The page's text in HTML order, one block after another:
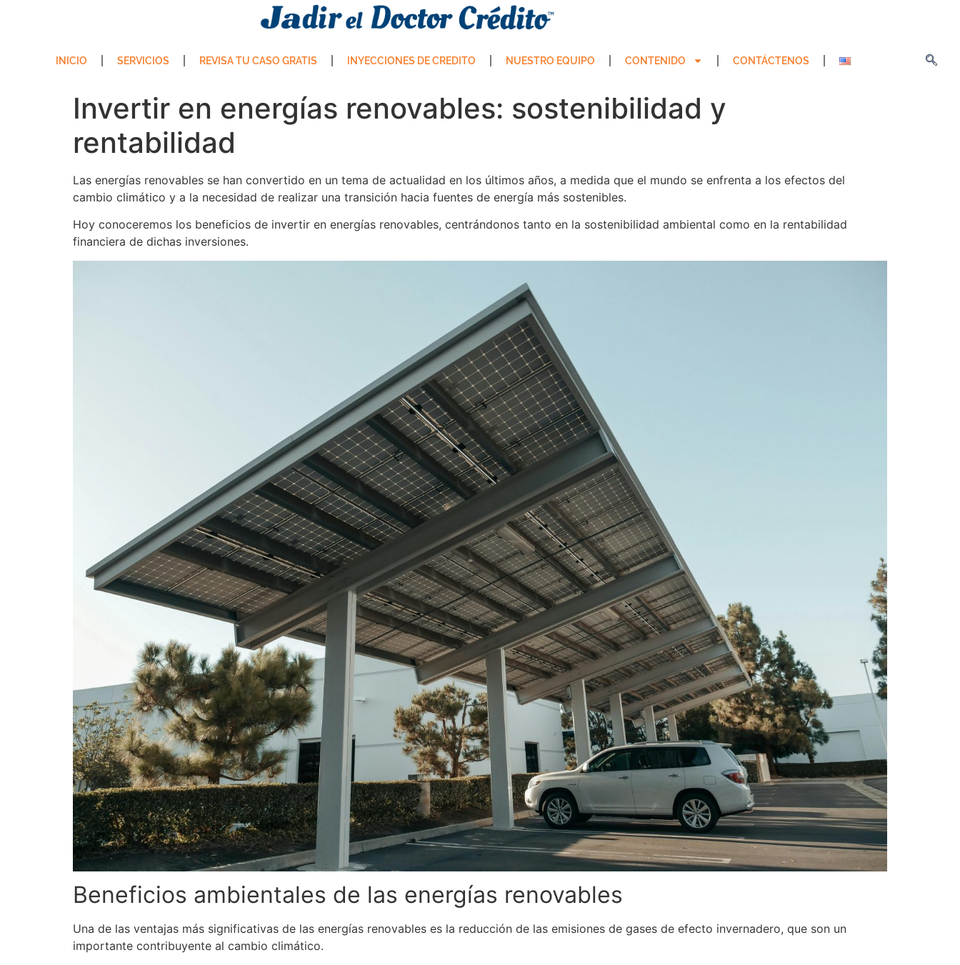
INICIO SERVICIOS REVISA TU CASO GRATIS INYECCIONES DE CREDITO NUESTRO EQUIPO CONTENIDO CONTÁCTENOS
Invertir en energías renovables: sostenibilidad y
rentabilidad
Las energías renovables se han convertido en un tema de actualidad en los últimos años, a medida que el mundo se enfrenta a los efectos del
cambio climático y a la necesidad de realizar una transición hacia fuentes de energía más sostenibles.
Hoy conoceremos los beneficios de invertir en energías renovables, centrándonos tanto en la sostenibilidad ambiental como en la rentabilidad
financiera de dichas inversiones.
Beneficios ambientales de las energías renovables
Una de las ventajas más significativas de las energías renovables es la reducción de las emisiones de gases de efecto invernadero, que son un
importante contribuyente al cambio climático.